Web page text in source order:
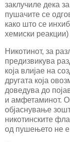
заклучиле дека
пушачите се
како што се
хемиски
Никотинот, за
предизвикува
која влијае на
другата која
доведува до
и амфетаминот.
објаснување
никотинските
од пушењето не